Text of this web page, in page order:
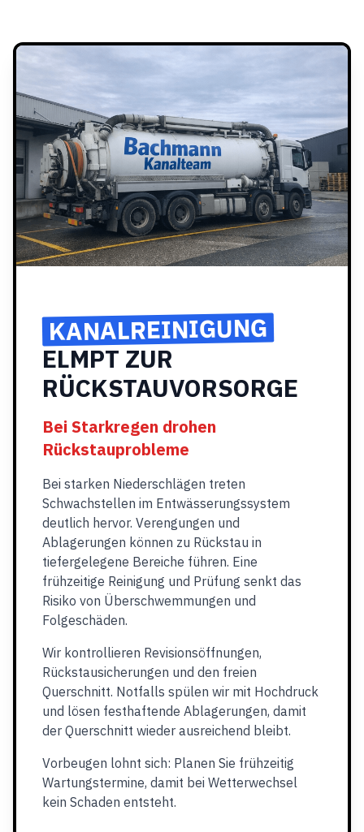
KANALREINIGUNG
ELMPT ZUR
RÜCKSTAUVORSORGE
Bei Starkregen drohen
Rückstauprobleme
Bei starken Niederschlägen treten
Schwachstellen im Entwässerungssystem
deutlich hervor. Verengungen und
Ablagerungen können zu Rückstau in
tiefergelegene Bereiche führen. Eine
frühzeitige Reinigung und Prüfung senkt das
Risiko von Überschwemmungen und
Folgeschäden.
Wir kontrollieren Revisionsöffnungen,
Rückstausicherungen und den freien
Querschnitt. Notfalls spülen wir mit Hochdruck
und lösen festhaftende Ablagerungen, damit
der Querschnitt wieder ausreichend bleibt.
Vorbeugen lohnt sich: Planen Sie frühzeitig
Wartungstermine, damit bei Wetterwechsel
kein Schaden entsteht.